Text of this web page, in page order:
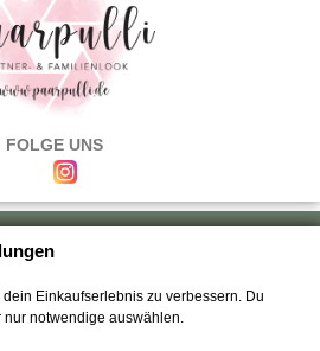
FOLGE UNS
|Umtausch & Rückgabe
Kontakt
Einkaufserlebnis zu verbessern. Du
notwendige auswählen.